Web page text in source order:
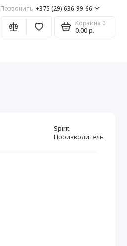
Позвонить +375 (29) 636-99-66
Корзина 0
0.00 р.
Spirit
Производитель